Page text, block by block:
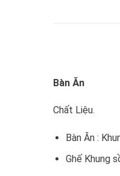
Bàn Ăn
Chất Liệu.
Bàn Ăn :
Ghế Khung